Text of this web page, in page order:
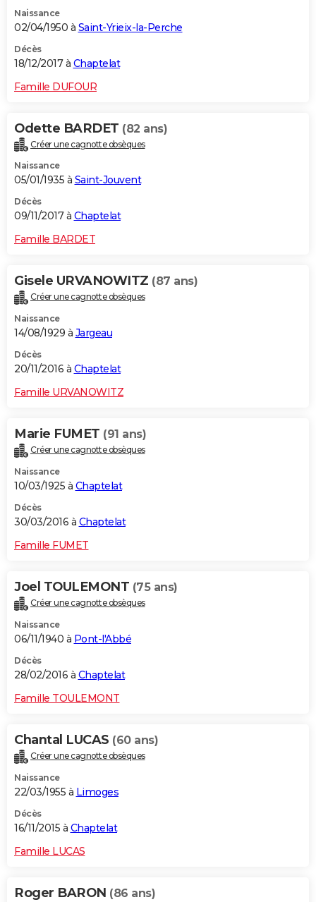
Naissance
02/04/1950 à Saint-Yrieix-la-Perche
Décès
18/12/2017 à Chaptelat
Famille DUFOUR
Odette BARDET (82 ans)
Créer une cagnotte obsèques
Naissance
05/01/1935 à Saint-Jouvent
Décès
09/11/2017 à Chaptelat
Famille BARDET
Gisele URVANOWITZ (87 ans)
Créer une cagnotte obsèques
Naissance
14/08/1929 à Jargeau
Décès
20/11/2016 à Chaptelat
Famille URVANOWITZ
Marie FUMET (91 ans)
Créer une cagnotte obsèques
Naissance
10/03/1925 à Chaptelat
Décès
30/03/2016 à Chaptelat
Famille FUMET
Joel TOULEMONT (75 ans)
Créer une cagnotte obsèques
Naissance
06/11/1940 à Pont-l'Abbé
Décès
28/02/2016 à Chaptelat
Famille TOULEMONT
Chantal LUCAS (60 ans)
Créer une cagnotte obsèques
Naissance
22/03/1955 à Limoges
Décès
16/11/2015 à Chaptelat
Famille LUCAS
Roger BARON (86 ans)